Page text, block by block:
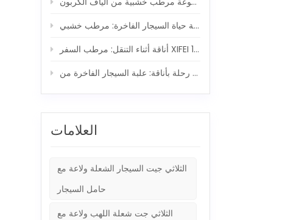
العلامات
الثلاثي جيت السيجار الشعلة ولاعة مع
حامل السيجار
الثلاثي جت شعلة اللهب ولاعة مع